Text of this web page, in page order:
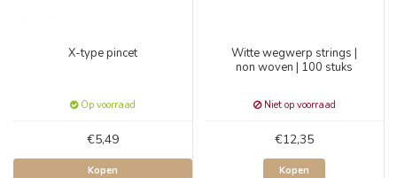
X-type pincet
Op voorraad
€5,49
Kopen
Witte wegwerp strings |
non woven | 100 stuks
Niet op voorraad
€12,35
Kopen